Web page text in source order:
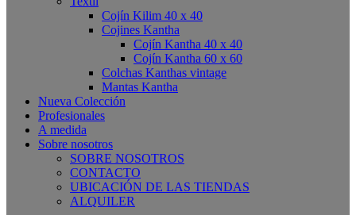
Cojín Kilim 40 x 40
Cojines Kantha
Cojín Kantha 40 x 40
Cojín Kantha 60 x 60
Colchas Kanthas vintage
Mantas Kantha
Nueva Colección
Profesionales
A medida
Sobre nosotros
SOBRE NOSOTROS
CONTACTO
UBICACIÓN DE LAS TIENDAS
ALQUILER